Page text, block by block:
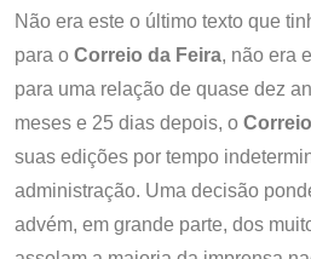
Não era este o último texto que
para o Correio da Feira, não era
para uma relação de quase dez
meses e 25 dias depois, o
suas edições por tempo
administração. Uma decisão
advém, em grande parte, dos